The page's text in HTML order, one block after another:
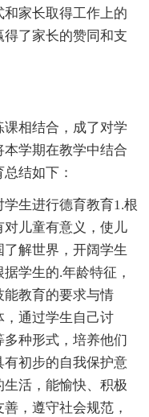
家长取得工作上的
了家长的赞同和支
相结合，成了对学
学期在教学中结合
结如下：
生进行德育教育1.根
儿童有意义，使儿
解世界，开阔学生
学生的.年龄特征，
教育的要求与情
，通过学生自己讨
种形式，培养他们
有初步的自我保护意
活，能愉快、积极
，遵守社会规范，